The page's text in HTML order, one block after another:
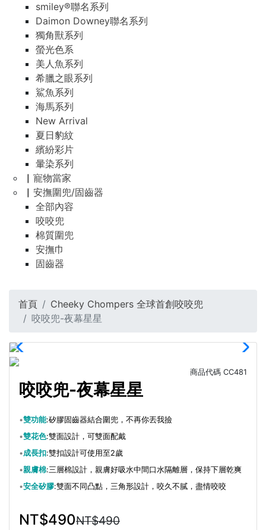
smiley®聯名系列
Daimon Downey聯名系列
獨角獸系列
螢光色系
美人魚系列
希臘之眼系列
鯊魚系列
海馬系列
New Arrival
夏日豹紋
繽紛彩片
暈染系列
▏寵物當家
▏安撫圍兜/固齒器
全部內容
咬咬兜
棉質圍兜
安撫巾
固齒器
首頁
Cheeky Chompers 全球首創咬咬兜
咬咬兜-夜幕星星
商品代碼 CC481
咬咬兜-夜幕星星
•雙功能:矽膠固齒器結合圍兜，不再你丟我撿
•雙花色:雙面設計，可雙面配戴
•成長扣:雙扣設計可使用至2歲
•親膚棉:三層棉設計，親膚好吸水中間口水隔離層，保持下層乾爽
•安全矽膠:雙面不同凸點，三角形設計，咬久不膩，盡情咬咬
NT$490NT$490